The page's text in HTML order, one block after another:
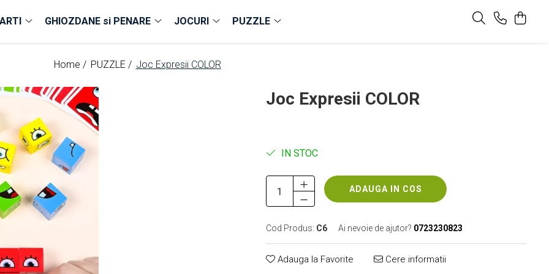
GHIOZDANE si PENARE JOCURI PUZZLE
Home / PUZZLE / Joc Expresii COLOR
Joc Expresii COLOR
IN STOC
ADAUGA IN COS
Cod Produs: C6 Ai nevoie de ajutor? 0723230823
Adauga la Favorite Cere informatii